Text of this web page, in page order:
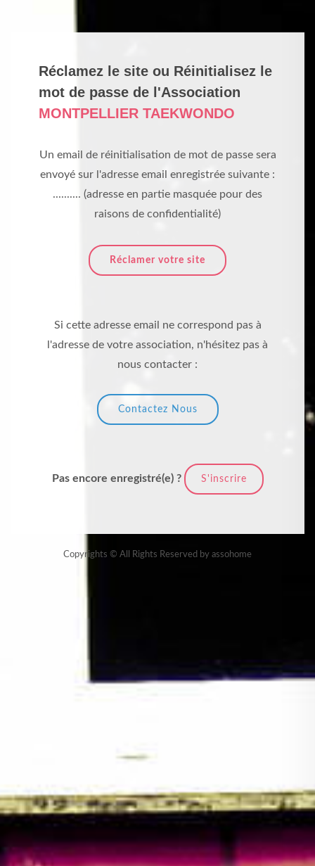
Réclamez le site ou Réinitialisez le
mot de passe de l'Association
MONTPELLIER TAEKWONDO
Un email de réinitialisation de mot de passe sera
envoyé sur l'adresse email enregistrée suivante :
.......... (adresse en partie masquée pour des
raisons de confidentialité)
Réclamer votre site
Si cette adresse email ne correspond pas à
l'adresse de votre association, n'hésitez pas à
nous contacter :
Contactez Nous
Pas encore enregistré(e) ? S'inscrire
Copyrights © All Rights Reserved by assohome